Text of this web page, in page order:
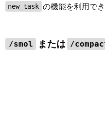
new_task の機能を利用でき
/smol または /